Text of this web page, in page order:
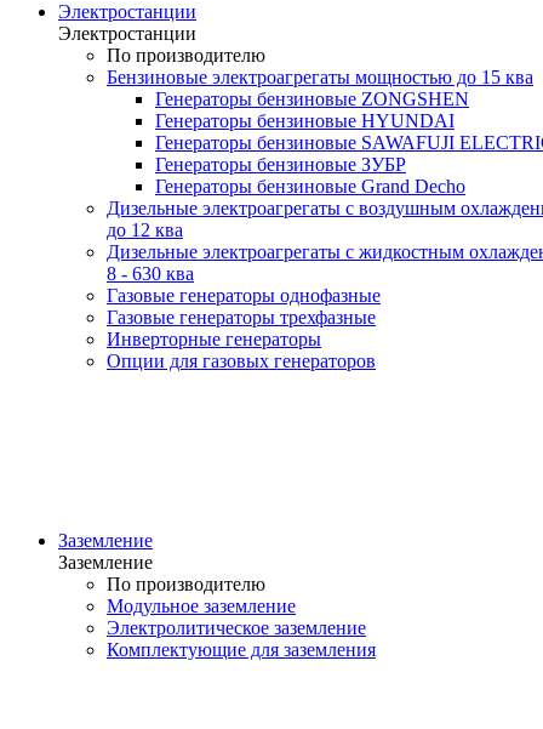
Электростанции
Электростанции
По производителю
Бензиновые электроагрегаты мощностью до 15 ква
Генераторы бензиновые ZONGSHEN
Генераторы бензиновые HYUNDAI
Генераторы бензиновые SAWAFUJI
Генераторы бензиновые ЗУБР
Генераторы бензиновые Grand Decho
Дизельные электроагрегаты с воздушным
до 12 ква
Дизельные электроагрегаты с жидкостным
8 - 630 ква
Газовые генераторы однофазные
Газовые генераторы трехфазные
Инверторные генераторы
Опции для газовых генераторов
Заземление
Заземление
По производителю
Модульное заземление
Электролитическое заземление
Комплектующие для заземления